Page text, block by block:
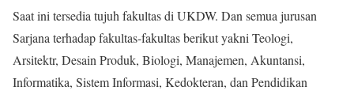
Saat ini tersedia tujuh fakultas di UKDW. Dan semua jurusan
Sarjana terhadap fakultas-fakultas berikut yakni Teologi,
Arsitektr, Desain Produk, Biologi, Manajemen, Akuntansi,
Informatika, Sistem Informasi, Kedokteran, dan Pendidikan